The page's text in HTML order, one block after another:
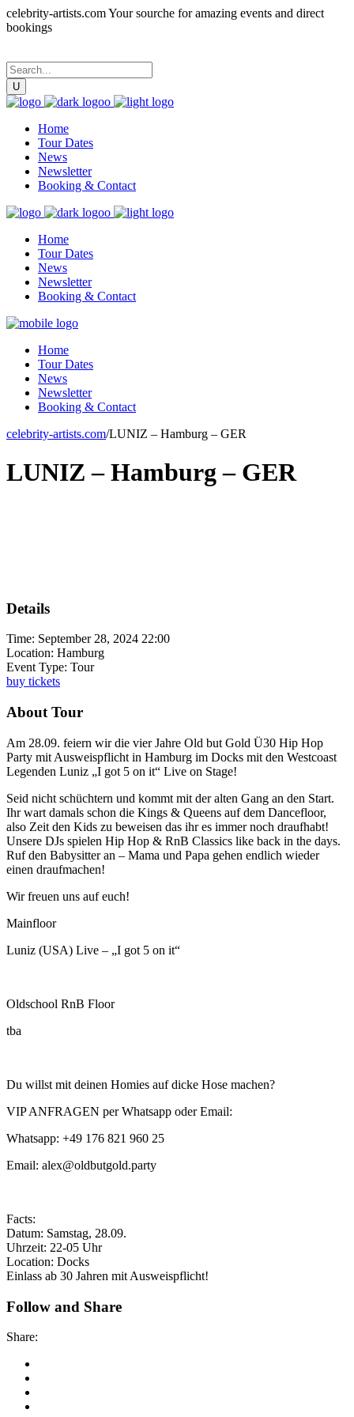
celebrity-artists.com Your sourche for amazing events and direct
bookings
Home
Tour Dates
News
Newsletter
Booking & Contact
Home
Tour Dates
News
Newsletter
Booking & Contact
Home
Tour Dates
News
Newsletter
Booking & Contact
celebrity-artists.com/LUNIZ – Hamburg – GER
LUNIZ – Hamburg – GER
Details
Time: September 28, 2024 22:00
Location: Hamburg
Event Type: Tour
buy tickets
About Tour
Am 28.09. feiern wir die vier Jahre Old but Gold Ü30 Hip Hop
Party mit Ausweispflicht in Hamburg im Docks mit den Westcoast
Legenden Luniz „I got 5 on it“ Live on Stage!
Seid nicht schüchtern und kommt mit der alten Gang an den Start.
Ihr wart damals schon die Kings & Queens auf dem Dancefloor,
also Zeit den Kids zu beweisen das ihr es immer noch draufhabt!
Unsere DJs spielen Hip Hop & RnB Classics like back in the days.
Ruf den Babysitter an – Mama und Papa gehen endlich wieder
einen draufmachen!
Wir freuen uns auf euch!
Mainfloor
Luniz (USA) Live – „I got 5 on it“
Oldschool RnB Floor
tba
Du willst mit deinen Homies auf dicke Hose machen?
VIP ANFRAGEN per Whatsapp oder Email:
Whatsapp: +49 176 821 960 25
Email: alex@oldbutgold.party
Facts:
Datum: Samstag, 28.09.
Uhrzeit: 22-05 Uhr
Location: Docks
Einlass ab 30 Jahren mit Ausweispflicht!
Follow and Share
Share: